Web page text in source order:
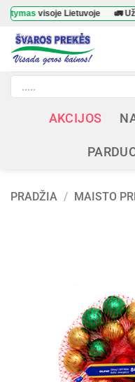
Skip
content
visoje Lietuvoje 🚛
Products
search
AKCIJOS
PRADŽIA / MAISTO